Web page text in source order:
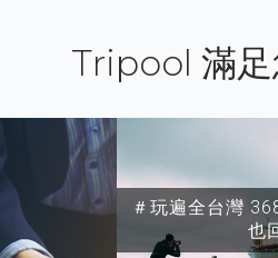
Tripool 滿
＃玩遍全台灣
也